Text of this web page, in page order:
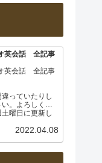
英会話 全記事
英会話 全記事
っていたりし
。よろしくお
曜日に更新し
動詞① 日…
2022.04.08